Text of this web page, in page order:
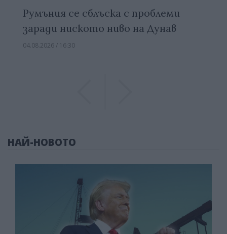
Румъния се сблъска с проблеми
заради ниското ниво на Дунав
04.08.2026 / 16:30
НАЙ-НОВОТО